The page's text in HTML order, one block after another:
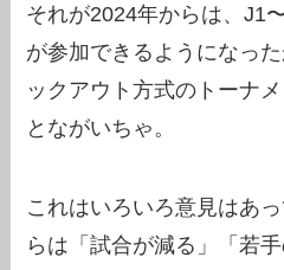
それが2024年からは、J1
が参加できるようになっ
ックアウト方式のトーナ
とながいちゃ。
これはいろいろ意見はあ
らは「試合が減る」「若